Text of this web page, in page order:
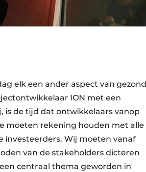
elk een ander aspect van gezond
ION met een
is de tijd dat ontwikkelaars vanop
moeten rekening houden met alle
investeerders. Wij moeten vanaf
van de stakeholders dicteren
centraal thema geworden in